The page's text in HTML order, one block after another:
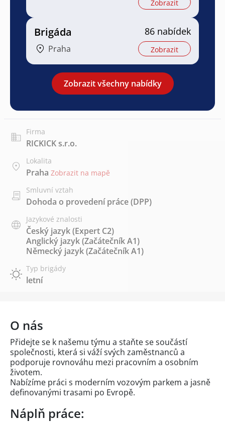
Zobrazit
Brigáda
Praha
86 nabídek
Zobrazit
Zobrazit všechny nabídky
Firma
RICKICK s.r.o.
Lokalita
Praha Zobrazit na mapě
Smluvní vztah
Dohoda o provedení práce (DPP)
Jazykové znalosti
Český jazyk(Expert C2)
Anglický jazyk(Začátečník A1)
Německý jazyk(Začátečník A1)
Typ brigády
letní
O nás
Přidejte se k našemu týmu a staňte se součástí
společnosti, která si váží svých zaměstnanců a
podporuje rovnováhu mezi pracovním a osobním
životem.
Nabízíme práci s moderním vozovým parkem a jasně
definovanými trasami po Evropě.
Náplň práce: